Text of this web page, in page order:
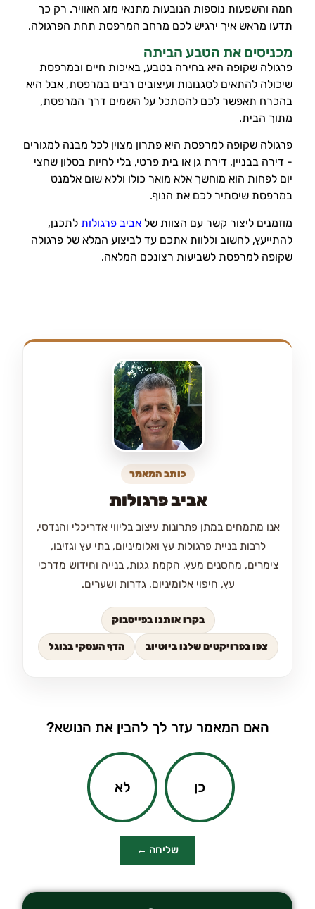
חמה והשפעות נוספות הנובעות מתנאי מזג האוויר. רק כך
תדעו מראש איך ירגיש לכם מרחב המרפסת תחת הפרגולה.
מכניסים את הטבע הביתה
פרגולה שקופה היא בחירה בטבע, באיכות חיים ובמרפסת
שיכולה להתאים לסגנונות ועיצובים רבים במרפסת, אבל היא
בהכרח תאפשר לכם להסתכל על השמים דרך המרפסת,
מתוך הבית.
פרגולה שקופה למרפסת היא פתרון מצוין לכל מבנה למגורים
- דירה בבניין, דירת גן או בית פרטי, בלי לחיות בסלון שחצי
יום לפחות הוא מוחשך אלא מואר כולו וללא שום אלמנט
במרפסת שיסתיר לכם את הנוף.
מוזמנים ליצור קשר עם הצוות שלאביב פרגולות לתכנן,
להתייעץ, לחשוב וללוות אתכם עד לביצוע המלא של פרגולה
שקופה למרפסת לשביעות רצונכם המלאה.
כותב המאמר
אביב פרגולות
אנו מתמחים במתן פתרונות עיצוב בליווי אדריכלי והנדסי,
לרבות בניית פרגולות עץ ואלומיניום, בתי עץ וגזיבו,
צימרים, מחסנים מעץ, הקמת גגות, בנייה וחידוש מדרכי
עץ, חיפוי אלומיניום, גדרות ושערים.
בקרו אותנו בפייסבוק
צפו בפרויקטים שלנו ביוטיוב הדף העסקי בגוגל
האם המאמר עזר לך להבין את הנושא?
כן לא
שליחה ←